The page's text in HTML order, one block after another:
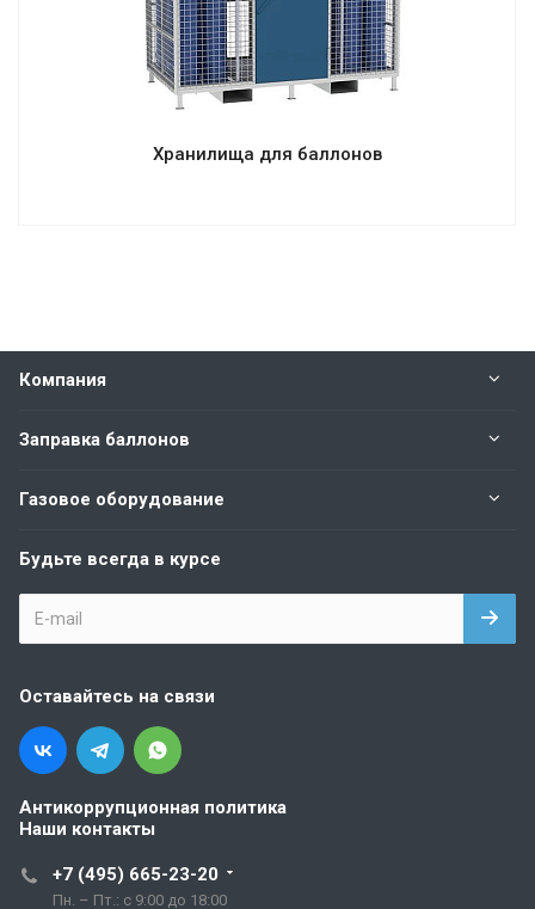
Хранилища для баллонов
Компания
Заправка баллонов
Газовое оборудование
Будьте всегда в курсе
Оставайтесь на связи
Антикоррупционная политика
Наши контакты
+7 (495) 665-23-20
Пн. – Пт.: с 9:00 до 18:00